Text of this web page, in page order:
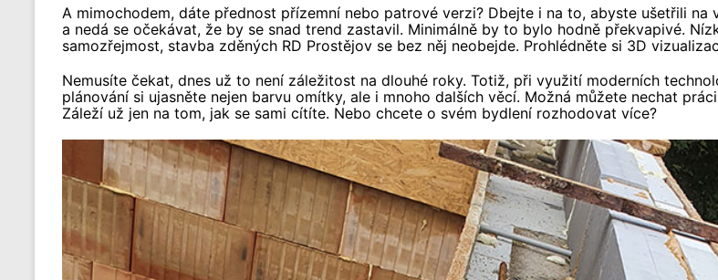
A mimochodem, dáte přednost přízemní nebo patrové verzi? Dbejte i na to, abyste ušetřili
a nedá se očekávat, že by se snad trend zastavil. Minimálně by to bylo hodně překvapivé.
samozřejmost, stavba zděných RD Prostějov se bez něj neobejde. Prohlédněte si 3D
Nemusíte čekat, dnes už to není záležitost na dlouhé roky. Totiž, při využití moderních
plánování si ujasněte nejen barvu omítky, ale i mnoho dalších věcí. Možná můžete nechat
Záleží už jen na tom, jak se sami cítíte. Nebo chcete o svém bydlení rozhodovat více?